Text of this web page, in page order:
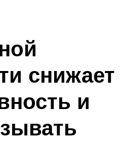
снижает
и